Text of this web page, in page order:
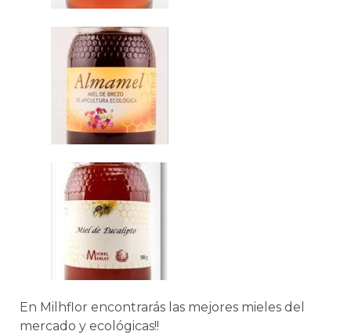
En Milhflor encontrarás las mejores mieles del
mercado y ecológicas!!